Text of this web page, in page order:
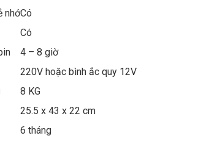
nhớCó
Có
4 – 8 giờ
220V hoặc bình ắc quy 12V
8 KG
25.5 x 43 x 22 cm
6 tháng